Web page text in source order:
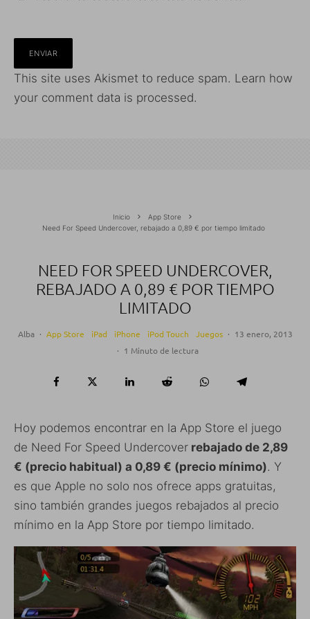
This site uses Akismet to reduce spam. Learn how
your comment data is processed.
Inicio
App Store
Need For Speed Undercover, rebajado a 0,89 € por tiempo limitado
NEED FOR SPEED UNDERCOVER,
REBAJADO A 0,89 € POR TIEMPO
LIMITADO
Alba · App Store iPad iPhone iPod Touch Juegos · 13 enero, 2013
· 1 Minuto de lectura
Hoy podemos encontrar en la App Store el juego
de Need For Speed Undercover rebajado de 2,89
€ (precio habitual) a 0,89 € (precio mínimo). Y
es que Apple no solo nos ofrece apps gratuitas,
sino también grandes juegos rebajados al precio
mínimo en la App Store por tiempo limitado.